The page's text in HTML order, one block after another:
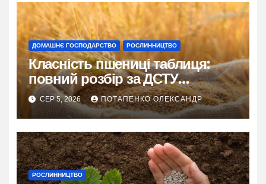
ДОМАШНЄ ГОСПОДАРСТВО РОСЛИННИЦТВО
Класність пшениці таблиця:
повний розбір за ДСТУ
3768:2019
СЕР 5, 2026 ПОТАПЕНКО ОЛЕКСАНДР
РОСЛИННИЦТВО